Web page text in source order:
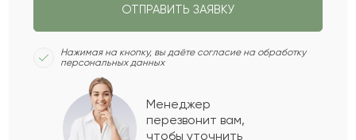
Абиба
Показать еще
ОТПРАВИТЬ ЗАЯВКУ
Нажимая на кнопку, вы даёте согласие на обработку
персональных данных
Менеджер
перезвонит вам,
чтобы уточнить